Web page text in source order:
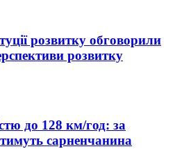
розвитку обговорили
розвитку
до 128 км/год: за
сарненчанина